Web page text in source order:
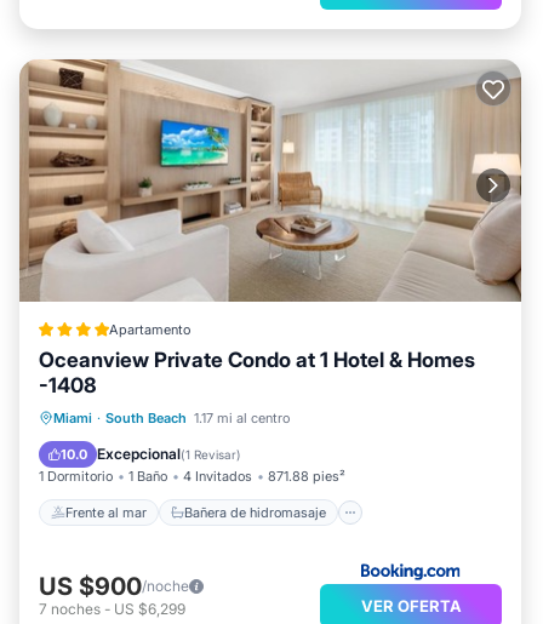
Apartamento
Oceanview Private Condo at 1 Hotel & Homes
-1408
Miami · South Beach 1.17 mi al centro
10.0 Excepcional(1 Revisar)
1 Dormitorio 1 Baño 4 Invitados 871.88 pies²
Frente al mar Bañera de hidromasaje
Frente al mar
Bañera de hidromasaje
Desayuno
Aparcamiento
US $900/noche
7 noches - US $6,299 VER OFERTA